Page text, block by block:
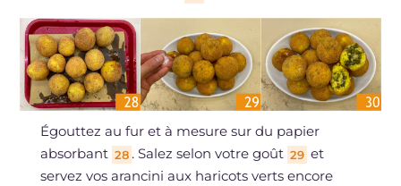
Égouttez au fur et à mesure sur du papier
absorbant 28 . Salez selon votre goût 29 et
servez vos arancini aux haricots verts encore